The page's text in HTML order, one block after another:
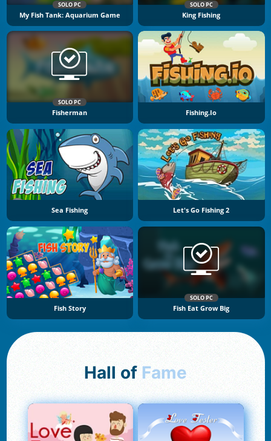
SOLO PC
My Fish Tank: Aquarium Game
SOLO PC
King Fishing
SOLO PC
Fisherman Fishing.io
Sea Fishing Let's Go Fishing 2
Fish Story
SOLO PC
Fish Eat Grow Big
Hall of Fame